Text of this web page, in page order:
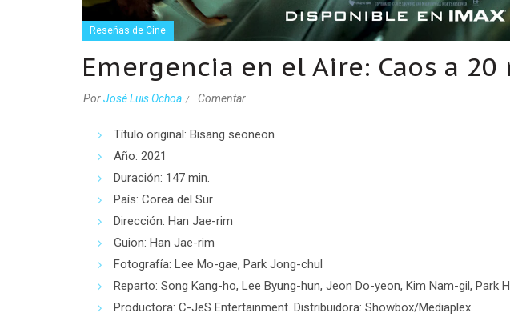
Reseñas de Cine
Emergencia en el Aire: Caos a
PorJosé Luis Ochoa Comentar
Título original: Bisang seoneon
Año: 2021
Duración: 147 min.
País: Corea del Sur
Dirección: Han Jae-rim
Guion: Han Jae-rim
Fotografía: Lee Mo-gae, Park Jong-chul
Reparto: Song Kang-ho, Lee Byung-hun, Jeon Do-yeon, Kim Nam-gil, Park
Productora: C-JeS Entertainment. Distribuidora: Showbox/Mediaplex